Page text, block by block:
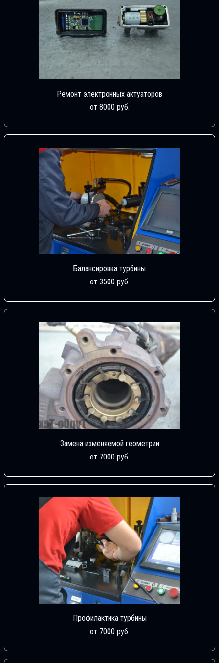
Ремонт электронных актуаторов
от 8000 руб.
Балансировка турбины
от 3500 руб.
Замена изменяемой геометрии
от 7000 руб.
Профилактика турбины
от 7000 руб.